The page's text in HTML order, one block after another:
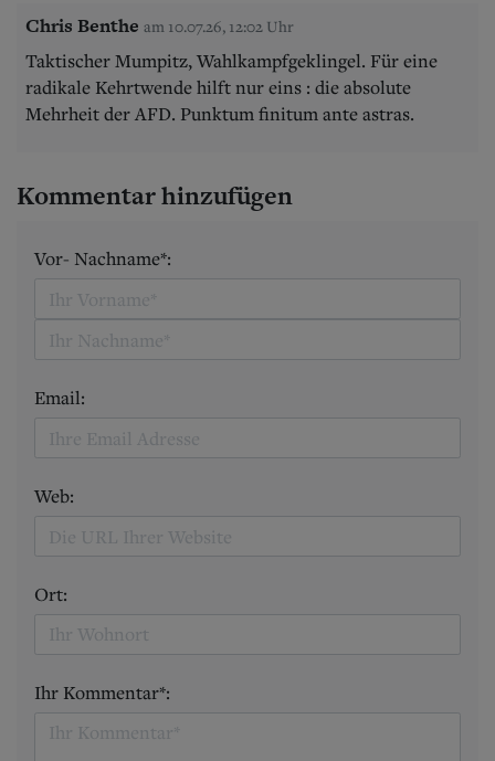
Chris Benthe am 10.07.26, 12:02 Uhr
Taktischer Mumpitz, Wahlkampfgeklingel. Für eine
radikale Kehrtwende hilft nur eins : die absolute
Mehrheit der AFD. Punktum finitum ante astras.
Kommentar hinzufügen
Vor- Nachname*:
Email:
Web:
Ort:
Ihr Kommentar*: